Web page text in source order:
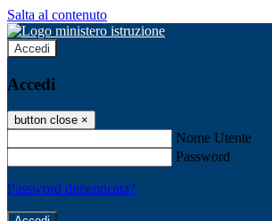
Salta al contenuto
Accedi
Accedi
button close ×
Nome Utente
Password
Password dimenticata?